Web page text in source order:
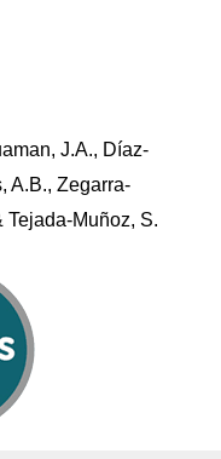
J.A., Díaz-
A.B., Zegarra-
Muñoz, S.